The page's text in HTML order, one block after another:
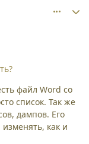
файл Word со
список. Так же
дампов. Его
как и